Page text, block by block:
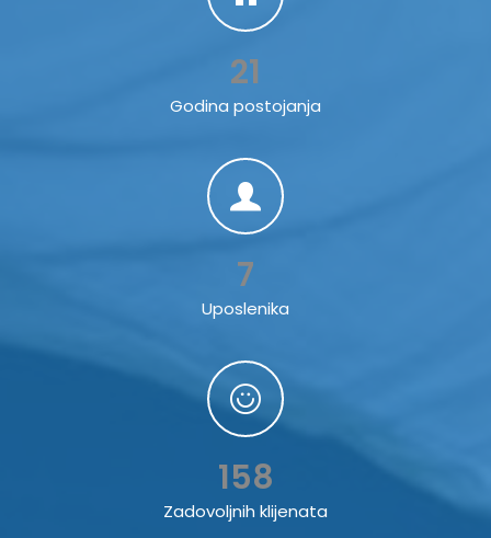
21
Godina postojanja
7
Uposlenika
158
Zadovoljnih klijenata